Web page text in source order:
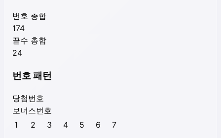
번호 총합
174
끝수 총합
24
번호 패턴
당첨번호
보너스번호
1
2 3 4 5 6 7